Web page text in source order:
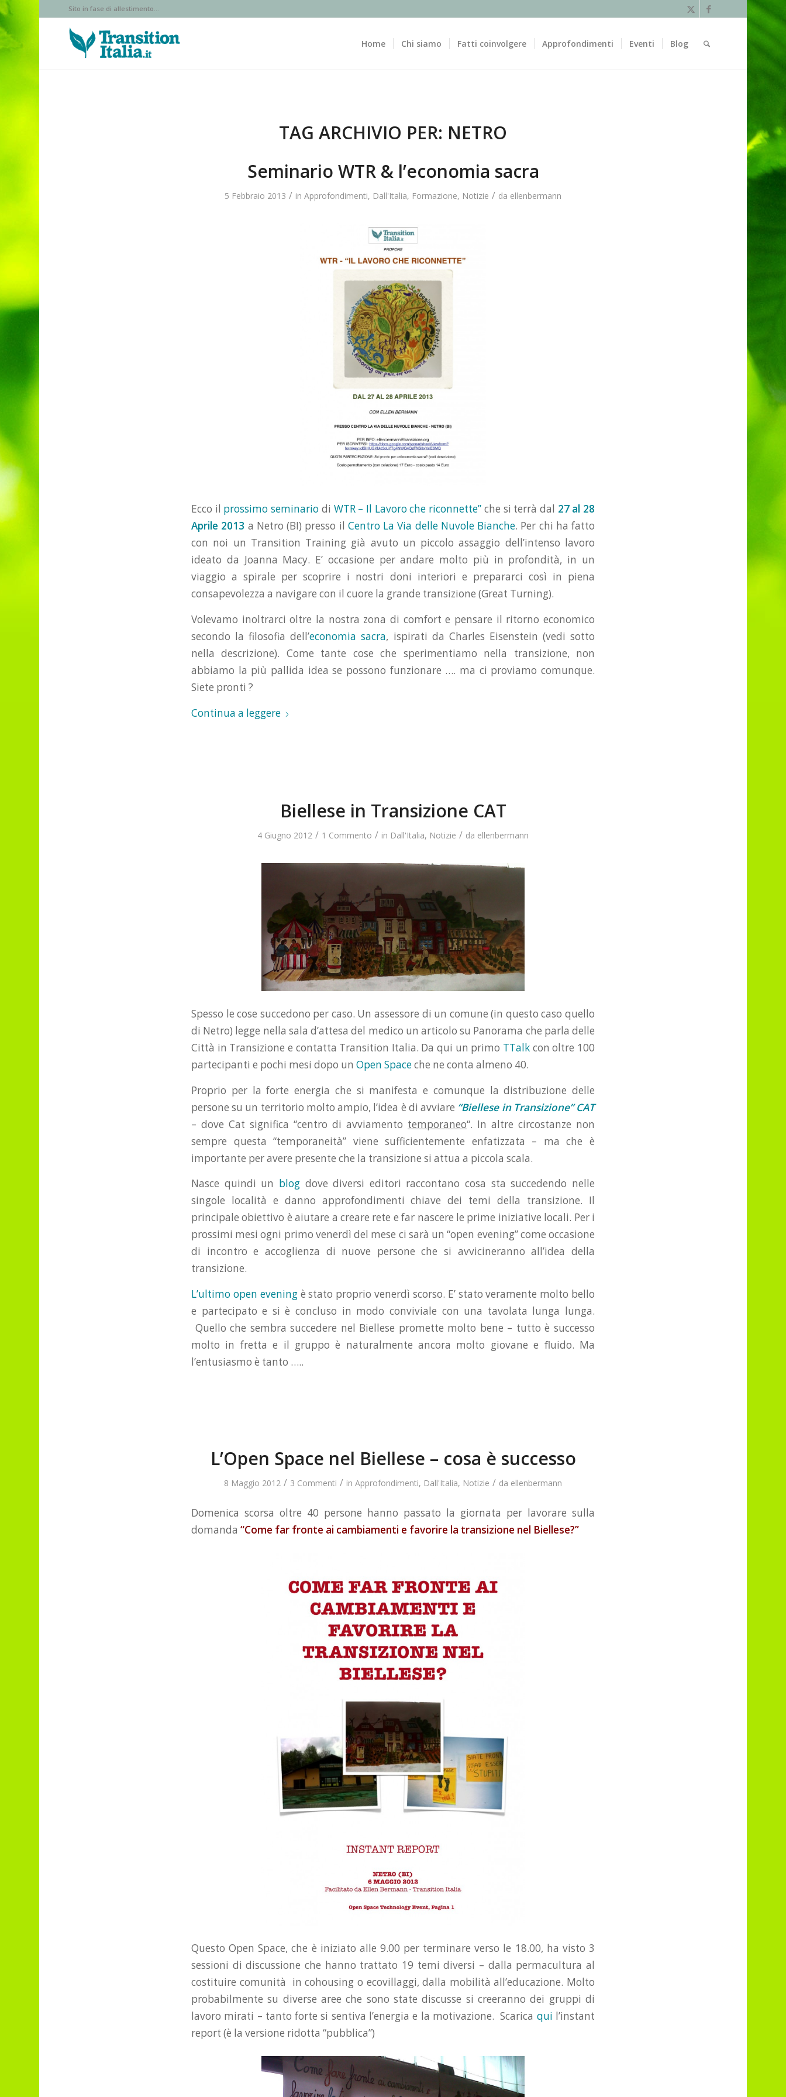
Sito in fase di allestimento...
Home Chi siamo Fatti coinvolgere Approfondimenti Eventi Blog
TAG ARCHIVIO PER: NETRO
Seminario WTR & l’economia sacra
5 Febbraio 2013 / in Approfondimenti, Dall'Italia, Formazione, Notizie / da ellenbermann
Ecco il prossimo seminario di WTR – Il Lavoro che riconnette” che si terrà dal 27 al 28
Aprile 2013 a Netro (BI) presso il Centro La Via delle Nuvole Bianche. Per chi ha fatto
con noi un Transition Training già avuto un piccolo assaggio dell’intenso lavoro
ideato da Joanna Macy. E’ occasione per andare molto più in profondità, in un
viaggio a spirale per scoprire i nostri doni interiori e prepararci così in piena
consapevolezza a navigare con il cuore la grande transizione (Great Turning).
Volevamo inoltrarci oltre la nostra zona di comfort e pensare il ritorno economico
secondo la filosofia dell’economia sacra, ispirati da Charles Eisenstein (vedi sotto
nella descrizione). Come tante cose che sperimentiamo nella transizione, non
abbiamo la più pallida idea se possono funzionare …. ma ci proviamo comunque.
Siete pronti ?
Continua a leggere
Biellese in Transizione CAT
4 Giugno 2012 / 1 Commento / in Dall'Italia, Notizie / da ellenbermann
Spesso le cose succedono per caso. Un assessore di un comune (in questo caso quello
di Netro) legge nella sala d’attesa del medico un articolo su Panorama che parla delle
Città in Transizione e contatta Transition Italia. Da qui un primo TTalk con oltre 100
partecipanti e pochi mesi dopo un Open Spaceche ne conta almeno 40.
Proprio per la forte energia che si manifesta e comunque la distribuzione delle
persone su un territorio molto ampio, l’idea è di avviare “Biellese in Transizione” CAT
– dove Cat significa “centro di avviamento temporaneo“. In altre circostanze non
sempre questa “temporaneità” viene sufficientemente enfatizzata – ma che è
importante per avere presente che la transizione si attua a piccola scala.
Nasce quindi un blogdove diversi editori raccontano cosa sta succedendo nelle
singole località e danno approfondimenti chiave dei temi della transizione. Il
principale obiettivo è aiutare a creare rete e far nascere le prime iniziative locali. Per i
prossimi mesi ogni primo venerdì del mese ci sarà un “open evening” come occasione
di incontro e accoglienza di nuove persone che si avvicineranno all’idea della
transizione.
L’ultimo open eveningè stato proprio venerdì scorso. E’ stato veramente molto bello
e partecipato e si è concluso in modo conviviale con una tavolata lunga lunga.
Quello che sembra succedere nel Biellese promette molto bene – tutto è successo
molto in fretta e il gruppo è naturalmente ancora molto giovane e fluido. Ma
l’entusiasmo è tanto …..
L’Open Space nel Biellese – cosa è successo
8 Maggio 2012 / 3 Commenti / in Approfondimenti, Dall'Italia, Notizie / da ellenbermann
Domenica scorsa oltre 40 persone hanno passato la giornata per lavorare sulla
domanda “Come far fronte ai cambiamenti e favorire la transizione nel Biellese?”
Questo Open Space, che è iniziato alle 9.00 per terminare verso le 18.00, ha visto 3
sessioni di discussione che hanno trattato 19 temi diversi – dalla permacultura al
costituire comunità in cohousing o ecovillaggi, dalla mobilità all’educazione. Molto
probabilmente su diverse aree che sono state discusse si creeranno dei gruppi di
lavoro mirati – tanto forte si sentiva l’energia e la motivazione. Scarica qui l’instant
report (è la versione ridotta “pubblica”)